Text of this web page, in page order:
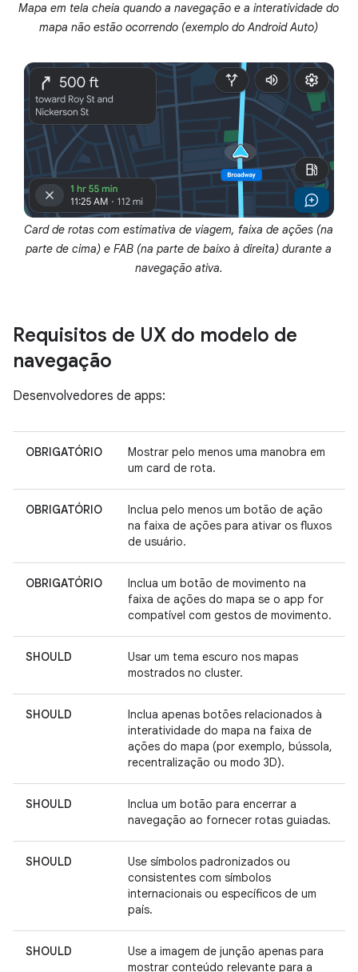
Mapa em tela cheia quando a navegação e a interatividade do
mapa não estão ocorrendo (exemplo do Android Auto)
Card de rotas com estimativa de viagem, faixa de ações (na
parte de cima) e FAB (na parte de baixo à direita) durante a
navegação ativa.
Requisitos de UX do modelo de
navegação
Desenvolvedores de apps:
OBRIGATÓRIO
Mostrar pelo menos uma manobra em
um card de rota.
OBRIGATÓRIO
Inclua pelo menos um botão de ação
na faixa de ações para ativar os fluxos
de usuário.
OBRIGATÓRIO
Inclua um botão de movimento na
faixa de ações do mapa se o app for
compatível com gestos de movimento.
SHOULD
Usar um tema escuro nos mapas
mostrados no cluster.
SHOULD
Inclua apenas botões relacionados à
interatividade do mapa na faixa de
ações do mapa (por exemplo, bússola,
recentralização ou modo 3D).
SHOULD
Inclua um botão para encerrar a
navegação ao fornecer rotas guiadas.
SHOULD
Use símbolos padronizados ou
consistentes com símbolos
internacionais ou específicos de um
país.
SHOULD
Use a imagem de junção apenas para
mostrar conteúdo relevante para a